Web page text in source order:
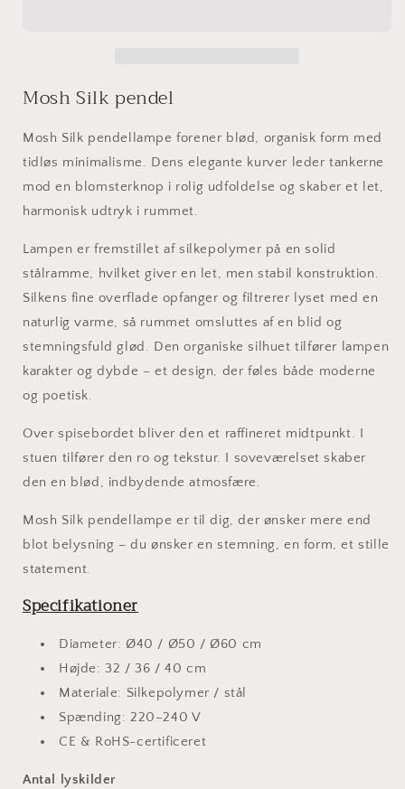
Mosh Silk pendel
Mosh Silk pendellampe forener blød, organisk form med
tidløs minimalisme. Dens elegante kurver leder tankerne
mod en blomsterknop i rolig udfoldelse og skaber et let,
harmonisk udtryk i rummet.
Lampen er fremstillet af silkepolymer på en solid
stålramme, hvilket giver en let, men stabil konstruktion.
Silkens fine overflade opfanger og filtrerer lyset med en
naturlig varme, så rummet omsluttes af en blid og
stemningsfuld glød. Den organiske silhuet tilfører lampen
karakter og dybde – et design, der føles både moderne
og poetisk.
Over spisebordet bliver den et raffineret midtpunkt. I
stuen tilfører den ro og tekstur. I soveværelset skaber
den en blød, indbydende atmosfære.
Mosh Silk pendellampe er til dig, der ønsker mere end
blot belysning – du ønsker en stemning, en form, et stille
statement.
Specifikationer
Diameter: Ø40 / Ø50 / Ø60 cm
Højde: 32 / 36 / 40 cm
Materiale: Silkepolymer / stål
Spænding: 220–240 V
CE & RoHS-certificeret
Antal lyskilder